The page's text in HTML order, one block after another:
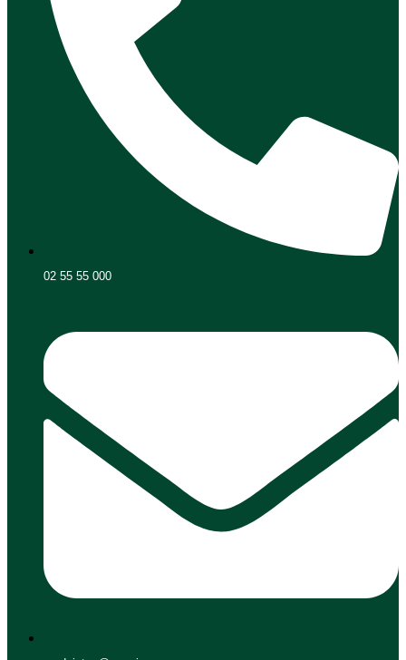
02 55 55 000